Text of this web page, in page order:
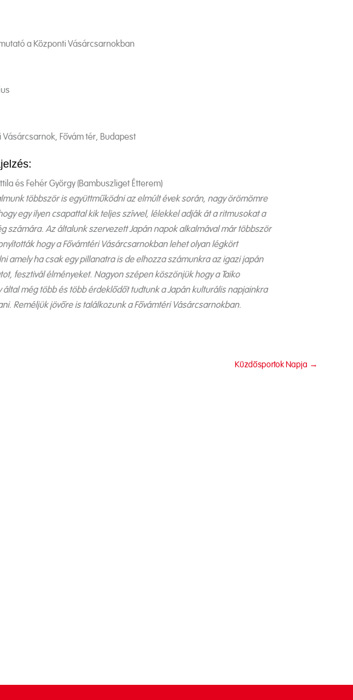
a Központi Vásárcsarnokban
Vásárcsarnok, Fővám tér, Budapest
és Fehér György (Bambuszliget Étterem)
többször is együttműködni az elmúlt évek során, nagy örömömre
egy ilyen csapattal kik teljes szívvel, lélekkel adják át a ritmusokat a
számára. Az általunk szervezett Japán napok alkalmával már többször
hogy a Fővámtéri Vásárcsarnokban lehet olyan légkört
amely ha csak egy pillanatra is de elhozza számunkra az igazi japán
fesztivál élményeket. Nagyon szépen köszönjük hogy a Taiko
által még több és több érdeklődőt tudtunk a Japán kulturális napjainkra
Reméljük jövőre is találkozunk a Fővámtéri Vásárcsarnokban.
Küzdősportok Napja →